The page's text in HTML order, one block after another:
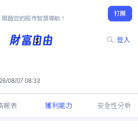
啟您的股市智慧導航！
打開
登入
-
08/07 08:32
報表 獲利能力 安全性分析